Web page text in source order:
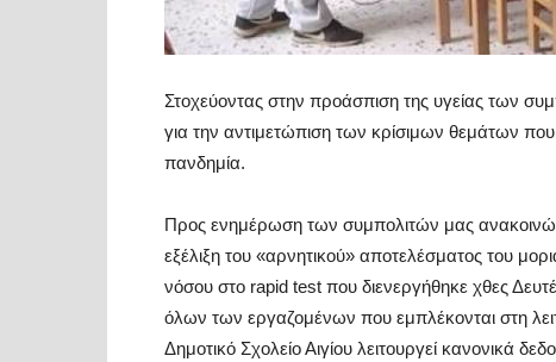
Στοχεύοντας στην προάσπιση της υγείας των
για την αντιμετώπιση των κρίσιμων θεμάτων που
πανδημία.
Προς ενημέρωση των συμπολιτών μας
εξέλιξη του «αρνητικού» αποτελέσματος του
νόσου στο rapid test που διενεργήθηκε χθες
όλων των εργαζομένων που εμπλέκονται στη
Δημοτικό Σχολείο Αιγίου λειτουργεί κανονικά